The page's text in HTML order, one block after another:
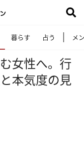
暮らす 占う メ
女性へ。行
本気度の見